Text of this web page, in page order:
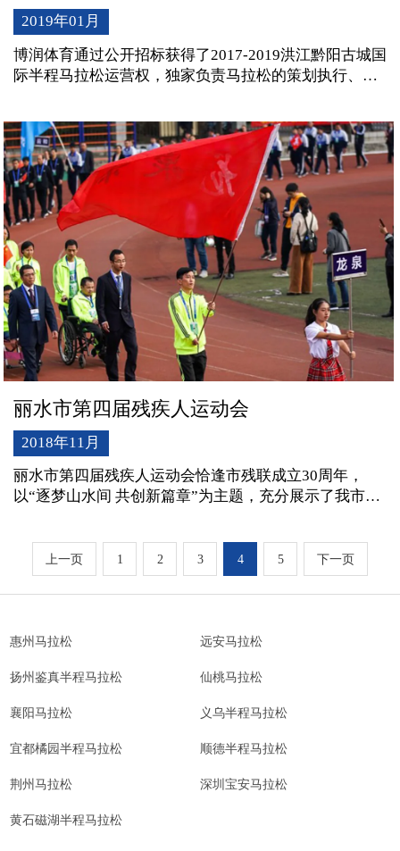
2019年01月
博润体育通过公开招标获得了2017-2019洪江黔阳古城国
际半程马拉松运营权，独家负责马拉松的策划执行、市
捧。
丽水市第四届残疾人运动会
2018年11月
丽水市第四届残疾人运动会恰逢市残联成立30周年，
以“逐梦山水间 共创新篇章”为主题，充分展示了我市广
育活动实现身心康复的新成绩。
上一页 1 2 3 4 5 下一页
惠州马拉松 远安马拉松
扬州鉴真半程马拉松 仙桃马拉松
襄阳马拉松 义乌半程马拉松
宜都橘园半程马拉松 顺德半程马拉松
荆州马拉松 深圳宝安马拉松
黄石磁湖半程马拉松